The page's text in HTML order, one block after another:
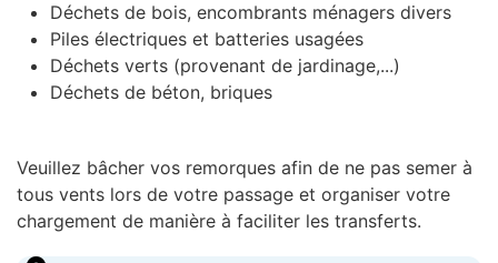
Déchets de bois, encombrants ménagers divers
Piles électriques et batteries usagées
Déchets verts (provenant de jardinage,...)
Déchets de béton, briques
Veuillez bâcher vos remorques afin de ne pas semer à
tous vents lors de votre passage et organiser votre
chargement de manière à faciliter les transferts.